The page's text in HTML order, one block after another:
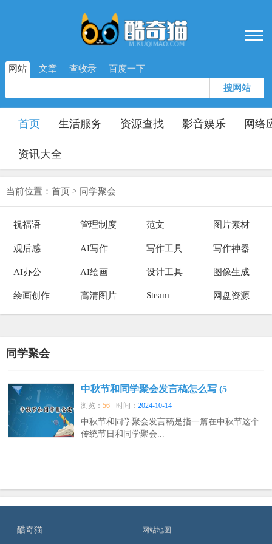
网站 文章 查收录 百度一下
搜网站
首页 生活服务 资源查找 影音娱乐 网络
资讯大全
当前位置： 首页 > 同学聚会
祝福语 管理制度 范文 图片素材
观后感 AI写作 写作工具 写作神器
AI办公 AI绘画 设计工具 图像生成
绘画创作 高清图片 Steam 网盘资源
同学聚会
中秋节和同学聚会发言稿怎么写 (5
浏览：56 时间：2024-10-14
中秋节和同学聚会发言稿是指一篇在中秋节这个
传统节日和同学聚会...
酷奇猫 网站地图